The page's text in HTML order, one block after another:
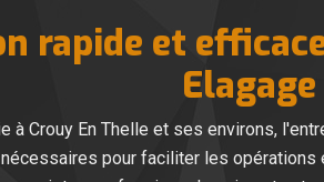
rapide et
Elagage
à Crouy En Thelle et ses environs,
pour faciliter les opérations